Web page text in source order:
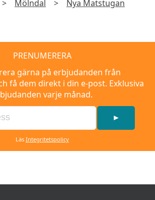
> Mölndal > Nya Matstugan
PRENUMERERA
gärna på erbjudanden från
få dem direkt i din e-post. Exklusiva
varje månad.
►
Läs Integritetspolicy